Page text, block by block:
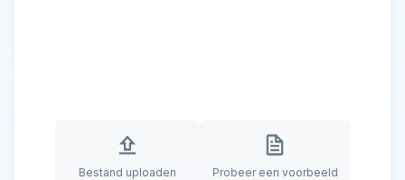
Bestand uploaden Probeer een voorbeeld